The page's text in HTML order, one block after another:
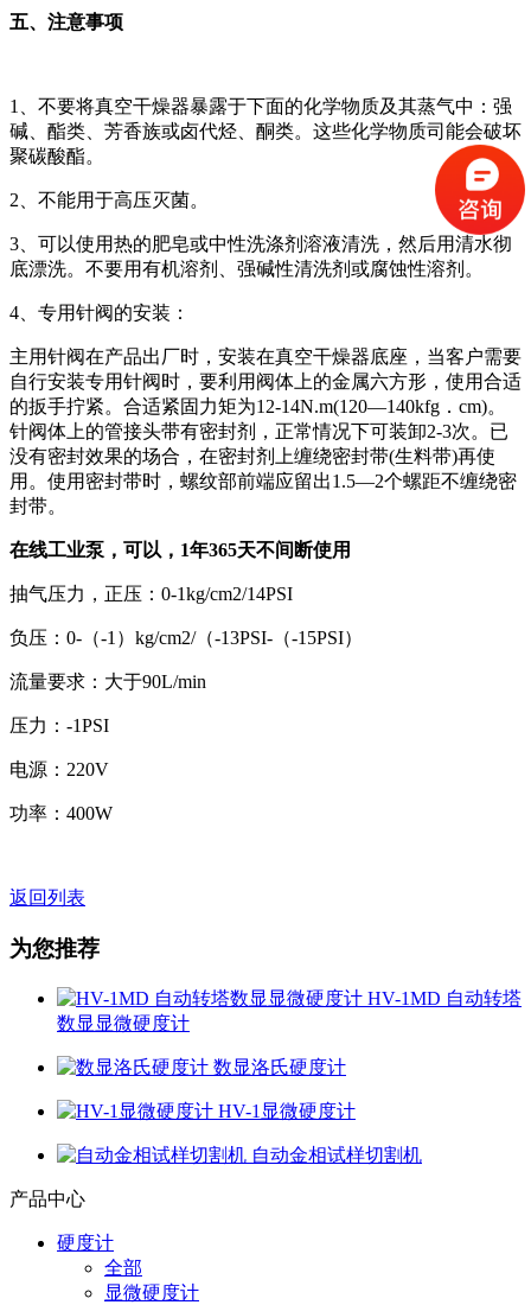
五、注意事项
1、不要将真空干燥器暴露于下面的化学物质及其蒸气中：强
碱、酯类、芳香族或卤代烃、酮类。这些化学物质司能会破坏
聚碳酸酯。
2、不能用于高压灭菌。
3、可以使用热的肥皂或中性洗涤剂溶液清洗，然后用清水彻
底漂洗。不要用有机溶剂、强碱性清洗剂或腐蚀性溶剂。
4、专用针阀的安装：
主用针阀在产品出厂时，安装在真空干燥器底座，当客户需要
自行安装专用针阀时，要利用阀体上的金属六方形，使用合适
的扳手拧紧。合适紧固力矩为12-14N.m(120—140kfg．cm)。
针阀体上的管接头带有密封剂，正常情况下可装卸2-3次。已
没有密封效果的场合，在密封剂上缠绕密封带(生料带)再使
用。使用密封带时，螺纹部前端应留出1.5—2个螺距不缠绕密
封带。
在线工业泵，可以， 1年365天不间断使用
抽气压力，正压：0-1kg/cm2/14PSI
负压：0-（-1）kg/cm2/（-13PSI-（-15PSI）
流量要求：大于90L/min
压力：-1PSI
电源：220V
功率：400W
返回列表
为您推荐
HV-1MD 自动转塔
数显显微硬度计
数显洛氏硬度计
HV-1显微硬度计
自动金相试样切割机
产品中心
硬度计
全部
显微硬度计